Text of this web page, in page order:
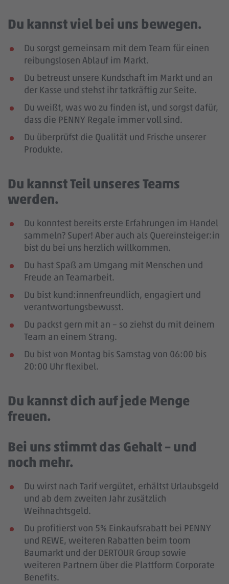
Du kannst viel bei uns bewegen.
Du sorgst gemeinsam mit dem Team für einen
reibungslosen Ablauf im Markt.
Du betreust unsere Kundschaft im Markt und an
der Kasse und stehst ihr tatkräftig zur Seite.
Du weißt, was wo zu finden ist, und sorgst dafür,
dass die PENNY Regale immer voll sind.
Du überprüfst die Qualität und Frische unserer
Produkte.
Du kannst Teil unseres Teams
werden.
Du konntest bereits erste Erfahrungen im Handel
sammeln? Super! Aber auch als Quereinsteiger:in
bist du bei uns herzlich willkommen.
Du hast Spaß am Umgang mit Menschen und
Freude an Teamarbeit.
Du bist kund:innenfreundlich, engagiert und
verantwortungsbewusst.
Du packst gern mit an – so ziehst du mit deinem
Team an einem Strang.
Du bist von Montag bis Samstag von 06:00 bis
20:00 Uhr flexibel.
Du kannst dich auf jede Menge
freuen.
Bei uns stimmt das Gehalt – und
noch mehr.
Du wirst nach Tarif vergütet, erhältst Urlaubsgeld
und ab dem zweiten Jahr zusätzlich
Weihnachtsgeld.
Du profitierst von 5% Einkaufsrabatt bei PENNY
und REWE, weiteren Rabatten beim toom
Baumarkt und der DERTOUR Group sowie
weiteren Partnern über die Plattform Corporate
Benefits.